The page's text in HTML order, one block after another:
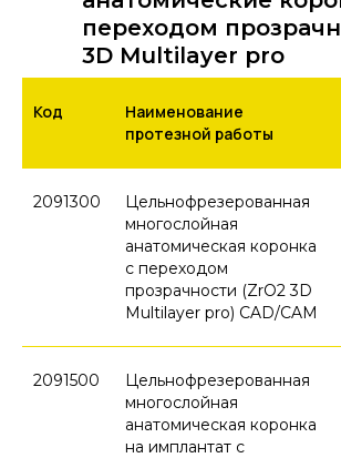
переходом
3D Multilayer pro
Код
Наименование
протезной работы
2091300
Цельнофрезерованная
многослойная
анатомическая коронка
с переходом
прозрачности (ZrO2 3D
Multilayer pro) CAD/CAM
2091500
Цельнофрезерованная
многослойная
анатомическая коронка
на имплантат с